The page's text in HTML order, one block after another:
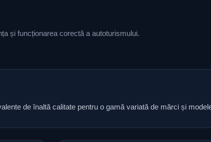
și funcționarea corectă a autoturismului.
de înaltă calitate pentru o gamă variată de mărci și